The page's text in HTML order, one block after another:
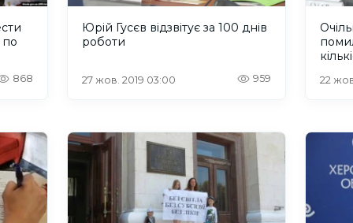
868
Юрій Гусєв відзвітує за 100 днів
роботи
27 жов. 2019 03:00 959 22